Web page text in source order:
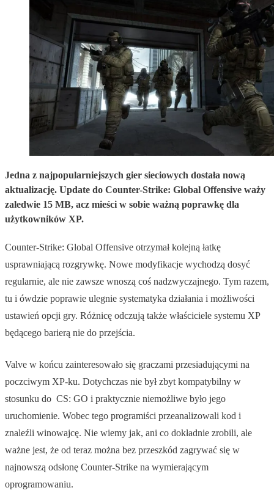
Jedna z najpopularniejszych gier sieciowych dostała nową
aktualizację. Update do Counter-Strike: Global Offensive waży
zaledwie 15 MB, acz mieści w sobie ważną poprawkę dla
użytkowników XP.
Counter-Strike: Global Offensive otrzymał kolejną łatkę
usprawniającą rozgrywkę. Nowe modyfikacje wychodzą dosyć
regularnie, ale nie zawsze wnoszą coś nadzwyczajnego. Tym razem,
tu i ówdzie poprawie ulegnie systematyka działania i możliwości
ustawień opcji gry. Różnicę odczują także właściciele systemu XP
będącego barierą nie do przejścia.
Valve w końcu zainteresowało się graczami przesiadującymi na
poczciwym XP-ku. Dotychczas nie był zbyt kompatybilny w
stosunku do CS: GO i praktycznie niemożliwe było jego
uruchomienie. Wobec tego programiści przeanalizowali kod i
znaleźli winowajcę. Nie wiemy jak, ani co dokładnie zrobili, ale
ważne jest, że od teraz można bez przeszkód zagrywać się w
najnowszą odsłonę Counter-Strike na wymierającym
oprogramowaniu.